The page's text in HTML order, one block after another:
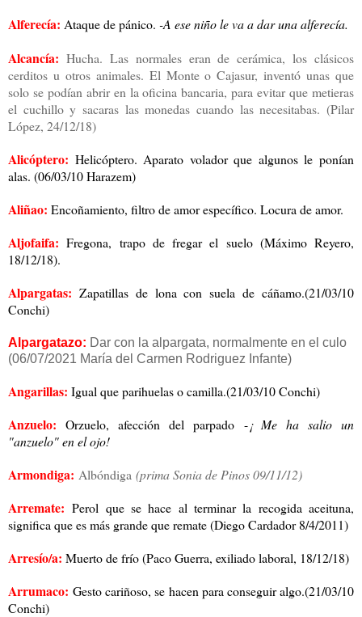
Alferecía: Ataque de pánico. -A ese niño le va a dar una alferecía.
Alcancía: Hucha. Las normales eran de cerámica, los clásicos
cerditos u otros animales. El Monte o Cajasur, inventó unas que
solo se podían abrir en la oficina bancaria, para evitar que metieras
el cuchillo y sacaras las monedas cuando las necesitabas. (Pilar
López, 24/12/18)
Alicóptero: Helicóptero. Aparato volador que algunos le ponían
alas. (06/03/10 Harazem)
Aliñao: Encoñamiento, filtro de amor específico. Locura de amor.
Aljofaifa: Fregona, trapo de fregar el suelo (Máximo Reyero,
18/12/18).
Alpargatas: Zapatillas de lona con suela de cáñamo.(21/03/10
Conchi)
Alpargatazo: Dar con la alpargata, normalmente en el culo
(06/07/2021 María del Carmen Rodriguez Infante)
Angarillas: Igual que parihuelas o camilla.(21/03/10 Conchi)
Anzuelo:Orzuelo, afección del parpado -¡ Me ha salio un
"anzuelo" en el ojo!
Armondiga: Albóndiga (prima Sonia de Pinos 09/11/12)
Arremate: Perol que se hace al terminar la recogida aceituna,
significa que es más grande que remate (Diego Cardador 8/4/2011)
Arresío/a: Muerto de frío (Paco Guerra, exiliado laboral, 18/12/18)
Arrumaco: Gesto cariñoso, se hacen para conseguir algo.(21/03/10
Conchi)